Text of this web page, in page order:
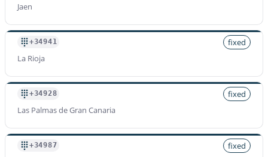
Jaen
+34941
fixed
La Rioja
+34928
fixed
Las Palmas de Gran Canaria
+34987
fixed